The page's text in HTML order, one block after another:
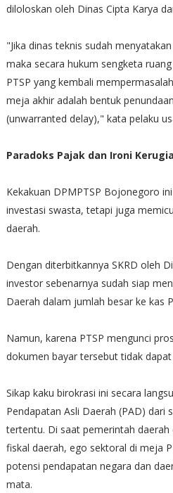
diloloskan oleh Dinas Cipta Karya
"Jika dinas teknis sudah
maka secara hukum sengketa
PTSP yang kembali
meja akhir adalah bentuk
(unwarranted delay)," kata pelaku
Paradoks Pajak dan Ironi
Kekakuan DPMPTSP Bojonegoro
investasi swasta, tetapi juga
daerah.
Dengan diterbitkannya SKRD oleh
investor sebenarnya sudah siap
Daerah dalam jumlah besar ke kas
Namun, karena PTSP mengunci
dokumen bayar tersebut tidak
Sikap kaku birokrasi ini secara
Pendapatan Asli Daerah (PAD) dari
tertentu. Di saat pemerintah
fiskal daerah, ego sektoral di meja
potensi pendapatan negara dan
mata.